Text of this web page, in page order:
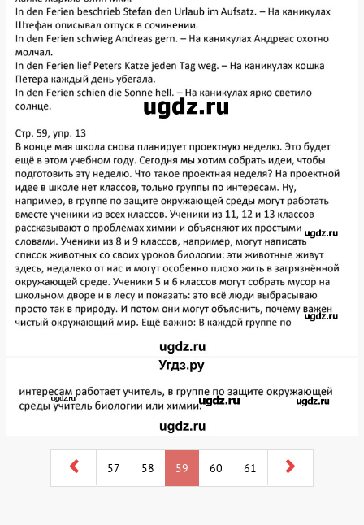
57 58 59 60 61